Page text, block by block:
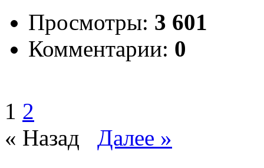
Просмотры: 3 601
Комментарии: 0
1 2
« Назад
Далее »